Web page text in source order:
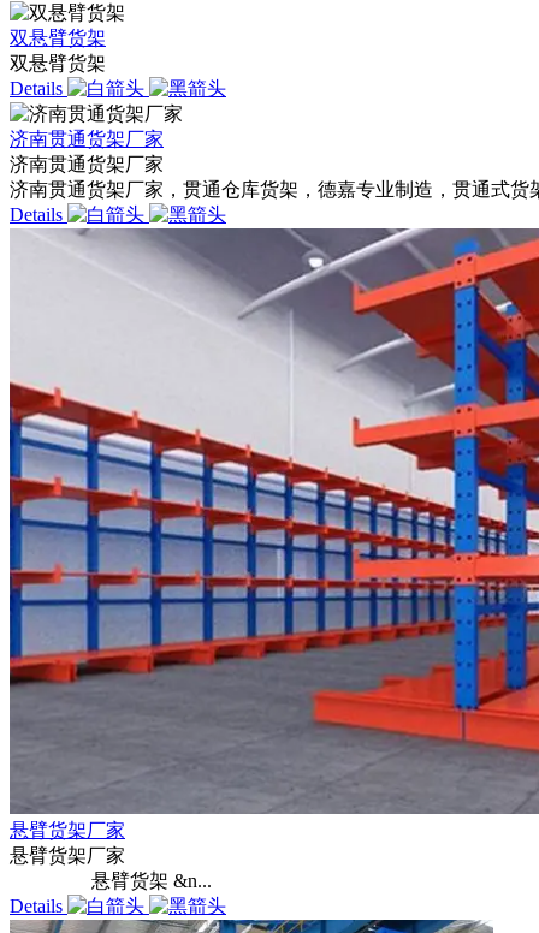
双悬臂货架
双悬臂货架
Details
济南贯通货架厂家
济南贯通货架厂家
济南贯通货架厂家，贯通仓库货架，德嘉专业制造，贯通式
Details
悬臂货架厂家
悬臂货架厂家
悬臂货架 &n...
Details